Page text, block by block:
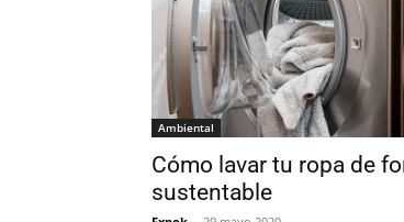
Ambiental
Cómo lavar tu ropa de
sustentable